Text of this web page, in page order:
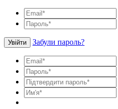
Увійти Забули пароль?